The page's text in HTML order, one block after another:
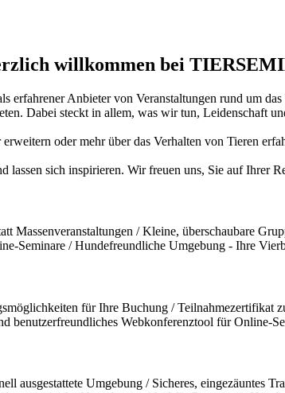
willkommen bei
erfahrener Anbieter von Veranstaltungen rund um
Dabei steckt in allem, was wir tun, Leidenschaft
oder mehr über das Verhalten von Tieren
lassen sich inspirieren. Wir freuen uns, Sie auf Ihrer
Massenveranstaltungen / Kleine, überschaubare
Seminare / Hundefreundliche Umgebung - Ihre
für Ihre Buchung / Teilnahmezertifikat
benutzerfreundliches Webkonferenztool für Online-
ausgestattete Umgebung / Sicheres, eingezäuntes